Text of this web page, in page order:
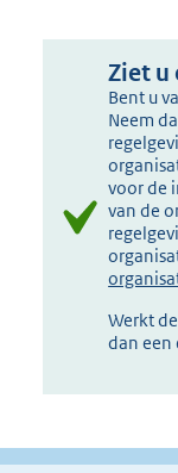
Ziet u
Bent u
Neem
voor de
van de
Werkt
dan een